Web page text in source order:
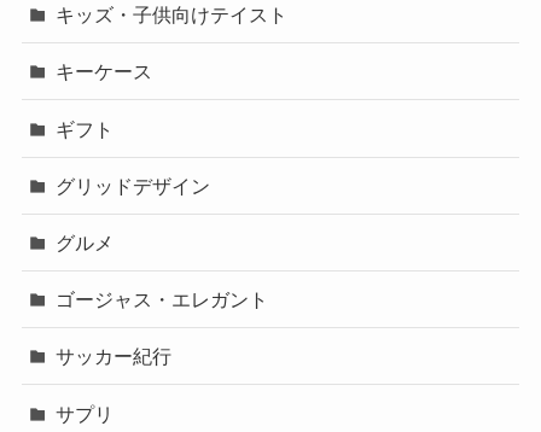
キッズ・子供向けテイスト
キーケース
ギフト
グリッドデザイン
グルメ
ゴージャス・エレガント
サッカー紀行
サプリ